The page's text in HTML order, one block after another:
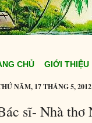
CHỦ GIỚI THIỆU
NĂM, 17 THÁNG 5, 2012
sĩ- Nhà thơ